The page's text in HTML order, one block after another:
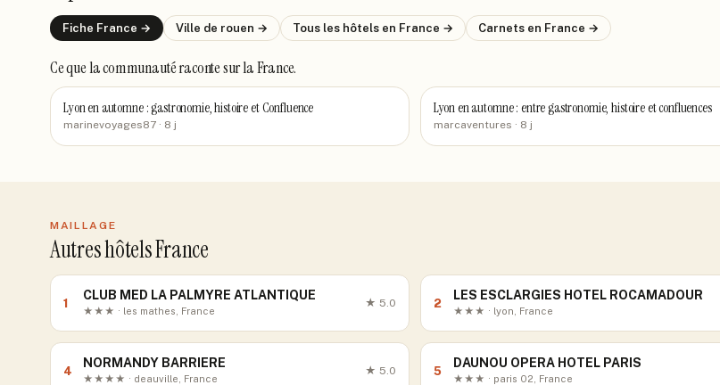
Fiche France → Ville de rouen → Tous les hôtels en France → Carnets en France →
Ce que la communauté racontesur la France.
Lyon en automne : gastronomie, histoire et Confluence
marinevoyages87 · 8 j
Lyon en automne : entre gastronomie, histoire et confluences
marcaventures · 8 j
MAILLAGE
Autres hôtels France
1
CLUB MED LA PALMYRE ATLANTIQUE
★★★ · les mathes, France
★ 5.0 2
LES ESCLARGIES HOTEL ROCAMADOUR
★★★ · lyon, France
4
NORMANDY BARRIERE
★★★★ · deauville, France
★ 5.0 5
DAUNOU OPERA HOTEL PARIS
★★★ · paris 02, France